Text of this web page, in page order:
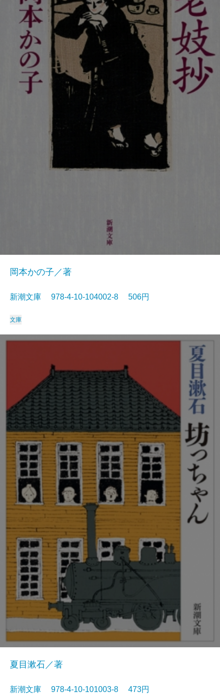
岡本かの子／著
新潮文庫 978-4-10-104002-8 506円
文庫
夏目漱石／著
新潮文庫 978-4-10-101003-8 473円